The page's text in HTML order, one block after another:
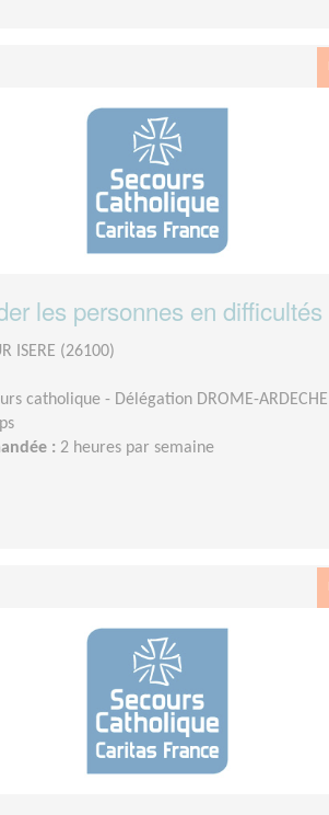
les personnes en difficultés
ISERE (26100)
catholique - Délégation DROME-ARDECHE
: 2 heures par semaine